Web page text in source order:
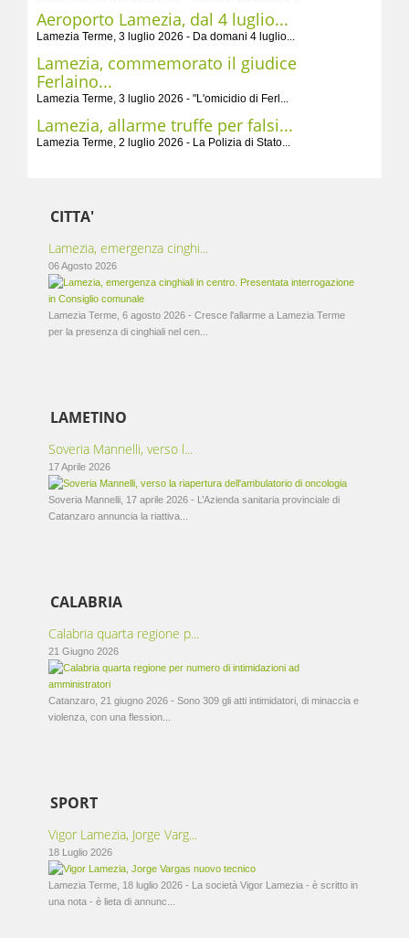
Aeroporto Lamezia, dal 4 luglio...
Lamezia Terme, 3 luglio 2026 - Da domani 4 luglio...
Lamezia, commemorato il giudice
Ferlaino...
Lamezia Terme, 3 luglio 2026 - "L'omicidio di Ferl...
Lamezia, allarme truffe per falsi...
Lamezia Terme, 2 luglio 2026 - La Polizia di Stato...
CITTA'
Lamezia, emergenza cinghi...
06 Agosto 2026
Lamezia Terme, 6 agosto 2026 - Cresce l'allarme a Lamezia Terme
per la presenza di cinghiali nel cen...
LAMETINO
Soveria Mannelli, verso l...
17 Aprile 2026
Soveria Mannelli, 17 aprile 2026 - L’Azienda sanitaria provinciale di
Catanzaro annuncia la riattiva...
CALABRIA
Calabria quarta regione p...
21 Giugno 2026
Catanzaro, 21 giugno 2026 - Sono 309 gli atti intimidatori, di minaccia e
violenza, con una flession...
SPORT
Vigor Lamezia, Jorge Varg...
18 Luglio 2026
Lamezia Terme, 18 luglio 2026 - La società Vigor Lamezia - è scritto in
una nota - è lieta di annunc...